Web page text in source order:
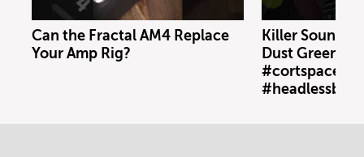
Can the Fractal AM4 Replace
Your Amp Rig?
Killer Sound:
Dust Green
#headlessbass